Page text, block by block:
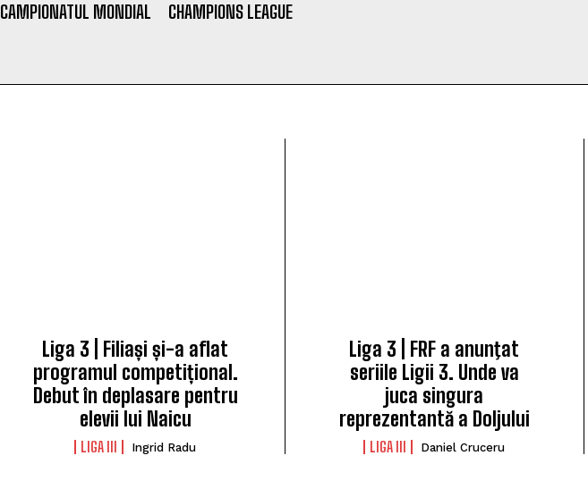
CAMPIONATUL MONDIAL CHAMPIONS LEAGUE
Liga 3 | Filiași și-a aflat
programul competițional.
Debut în deplasare pentru
elevii lui Naicu
LIGA III Ingrid Radu
Liga 3 | FRF a anunţat
seriile Ligii 3. Unde va
juca singura
reprezentantă a Doljului
LIGA III Daniel Cruceru